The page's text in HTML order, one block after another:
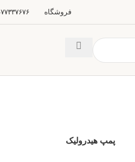
فروشگاه ۰۲۱-
پمپ هیدرولیک